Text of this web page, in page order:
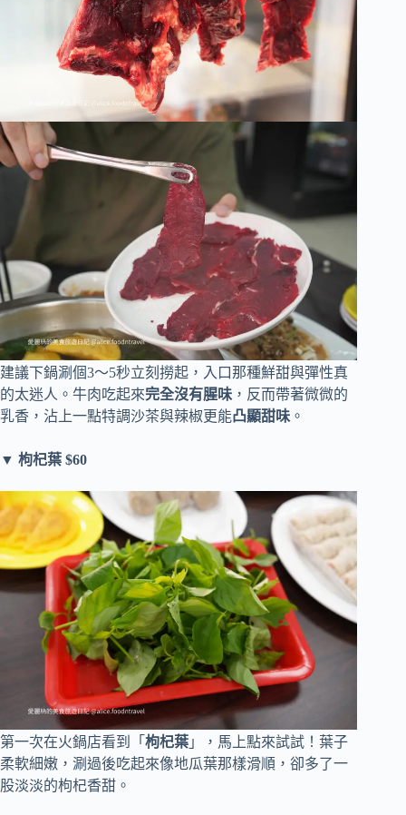
建議下鍋涮個3～5秒立刻撈起，入口那種鮮甜與彈性真
的太迷人。牛肉吃起來完全沒有腥味 ，反而帶著微微的
乳香，沾上一點特調沙茶與辣椒更能凸顯甜味 。
▼ 枸杞葉 $60
第一次在火鍋店看到「 枸杞葉 」，馬上點來試試！葉子
柔軟細嫩，涮過後吃起來像地瓜葉那樣滑順，卻多了一
股淡淡的枸杞香甜。